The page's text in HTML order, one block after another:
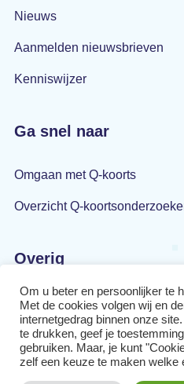
Nieuws
Aanmelden nieuwsbrieven
Kenniswijzer
Ga snel naar
Omgaan met Q-koorts
Overzicht Q-
Overig
Privacyverklaring
Disclaimer
Cookiebeleid
Om u beter en persoonlijker te
Met de cookies volgen wij en
internetgedrag binnen onze
te drukken, geef je
gebruiken. Maar, je kunt
zelf een keuze te maken welke